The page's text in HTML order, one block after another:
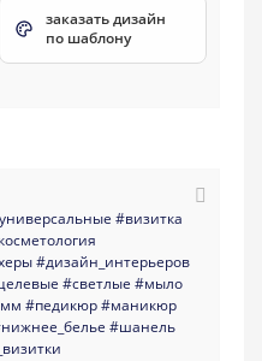
заказать дизайн
по шаблону
#визитка
#дизайн_интерьеров
#светлые #мыло
#педикюр#маникюр
#шанель